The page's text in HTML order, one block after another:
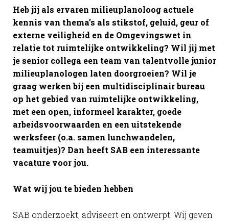
Heb jij als ervaren milieuplanoloog actuele
kennis van thema’s als stikstof, geluid, geur of
externe veiligheid en de Omgevingswet in
relatie tot ruimtelijke ontwikkeling? Wil jij met
je senior collega een team van talentvolle junior
milieuplanologen laten doorgroeien? Wil je
graag werken bij een multidisciplinair bureau
op het gebied van ruimtelijke ontwikkeling,
met een open, informeel karakter, goede
arbeidsvoorwaarden en een uitstekende
werksfeer (o.a. samen lunchwandelen,
teamuitjes)? Dan heeft SAB een interessante
vacature voor jou.
Wat wij jou te bieden hebben
SAB onderzoekt, adviseert en ontwerpt. Wij geven